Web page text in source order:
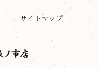
サイトマップ